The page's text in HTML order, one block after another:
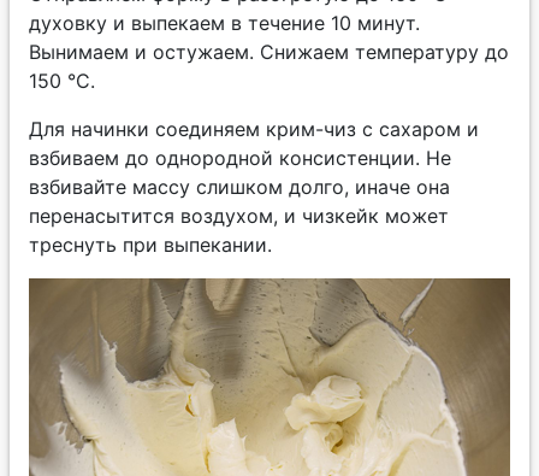
духовку и выпекаем в течение 10 минут.
Вынимаем и остужаем. Снижаем температуру до
150 °С.
Для начинки соединяем крим-чиз с сахаром и
взбиваем до однородной консистенции. Не
взбивайте массу слишком долго, иначе она
перенасытится воздухом, и чизкейк может
треснуть при выпекании.